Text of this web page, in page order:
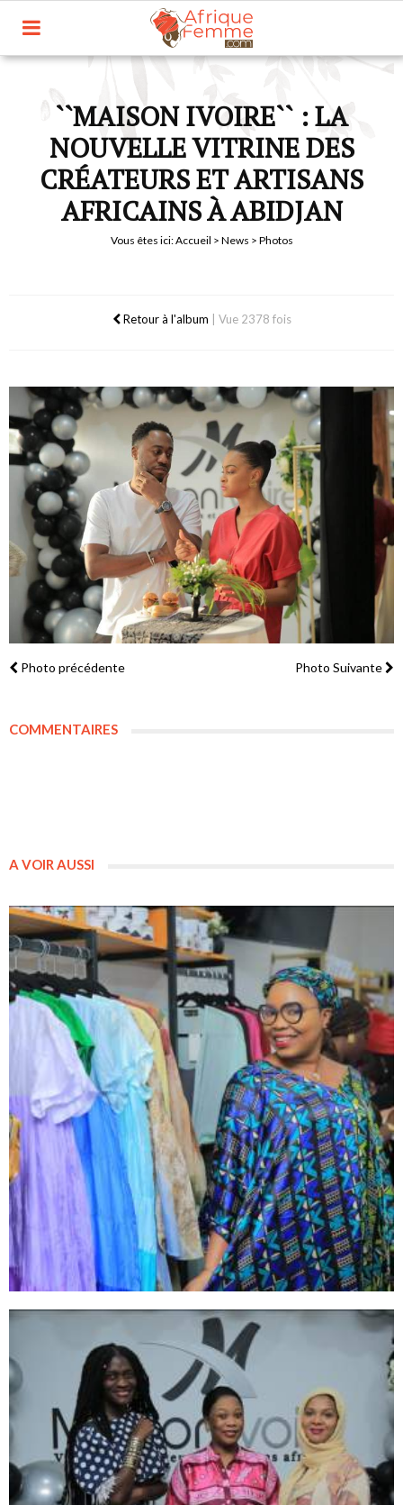
``MAISON IVOIRE`` : LA
NOUVELLE VITRINE DES
CRÉATEURS ET ARTISANS
AFRICAINS À ABIDJAN
Vous êtes ici:Accueil > News > Photos
Retour à l'album Vue 2378 fois
Photo précédente Photo Suivante
COMMENTAIRES
A VOIR AUSSI